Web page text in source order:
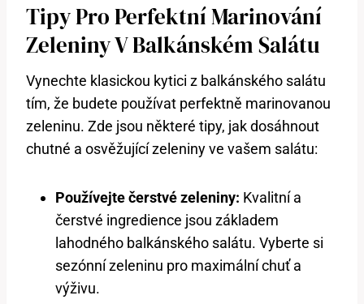
Tipy Pro Perfektní Marinování
Zeleniny ⁤v Balkánském Salátu
Vynechte⁣ klasickou ‍kytici z balkánského salátu
tím, že ‌budete⁢ používat perfektně marinovanou
zeleninu. Zde jsou některé tipy, jak⁤ dosáhnout
chutné‌ a osvěžující zeleniny ve vašem⁣ salátu:
Používejte čerstvé zeleniny: Kvalitní a
čerstvé ingredience jsou základem
lahodného balkánského salátu. Vyberte si
sezónní zeleninu ‌pro maximální chuť a ​
výživu.